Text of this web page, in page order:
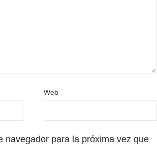
Web
navegador para la próxima vez que